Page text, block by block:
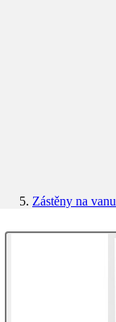
Zástěny na vanu